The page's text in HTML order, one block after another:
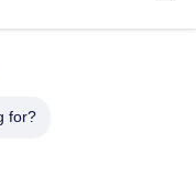
de broderie de
tissu de
for?